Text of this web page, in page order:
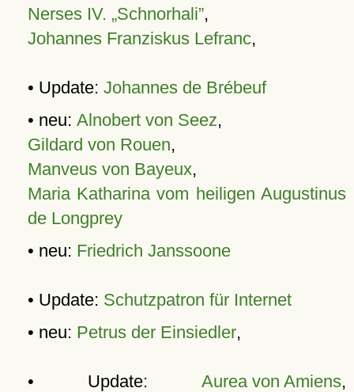
Nerses IV. „Schnorhali”,
Johannes Franziskus Lefranc,
• Update: Johannes de Brébeuf
• neu: Alnobert von Seez,
Gildard von Rouen,
Manveus von Bayeux,
Maria Katharina vom heiligen Augustinus
de Longprey
• neu: Friedrich Janssoone
• Update: Schutzpatron für Internet
• neu: Petrus der Einsiedler,
• Update: Aurea von Amiens,